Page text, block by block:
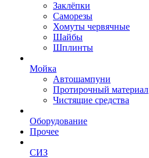
Заклёпки
Саморезы
Хомуты червячные
Шайбы
Шплинты
Мойка
Автошампуни
Протирочный материал
Чистящие средства
Оборудование
Прочее
СИЗ